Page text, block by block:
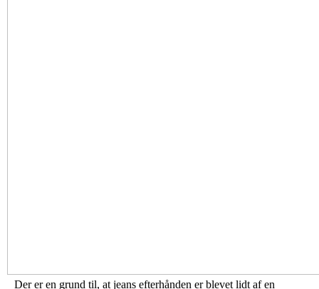
Der er en grund til, at jeans efterhånden er blevet lidt af en